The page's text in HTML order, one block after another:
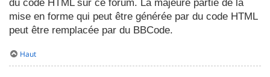
du code HTML sur ce forum. La majeure partie de la
mise en forme qui peut être générée par du code HTML
peut être remplacée par du BBCode.
Haut